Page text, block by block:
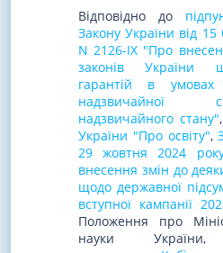
Відповідно до
Закону України від
N 2126-IX "Про
законів України
гарантій в умовах
надзвичайної
надзвичайного стану",
України "Про освіту",
29 жовтня 2024
внесення змін до
щодо державної
вступної кампанії
Положення про
науки України,